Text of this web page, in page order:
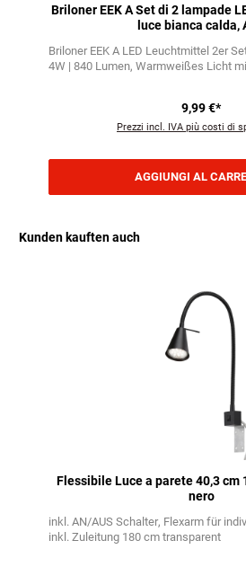
Briloner EEK A Set di 2 lampade
luce bianca calda,
Briloner EEK A LED Leuchtmittel 2er
4W | 840 Lumen Warmweißes Licht
9,99 €*
Prezzi incl. IVA più costi di
AGGIUNGI AL
Kunden kauften auch
Flessibile Luce a parete 40,3 cm
nero
inkl. AN/AUS Schalter Flexarm für
inkl. Zuleitung 180 cm transparent